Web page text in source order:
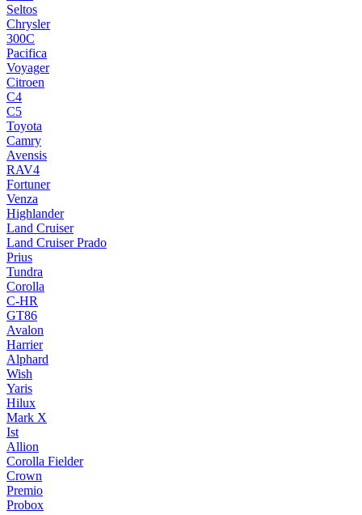
Seltos
Chrysler
300C
Pacifica
Voyager
Citroen
C4
C5
Toyota
Camry
Avensis
RAV4
Fortuner
Venza
Highlander
Land Cruiser
Land Cruiser Prado
Prius
Tundra
Corolla
C-HR
GT86
Avalon
Harrier
Alphard
Wish
Yaris
Hilux
Mark X
Ist
Allion
Corolla Fielder
Crown
Premio
Probox